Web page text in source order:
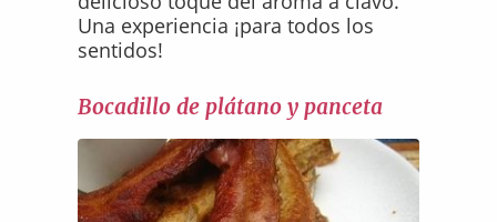
Una experiencia ¡para todos los
sentidos!
Bocadillo de plátano y panceta